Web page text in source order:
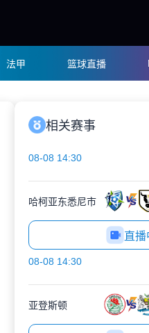
法甲 篮球直播
相关赛事
08-08 14:30
哈柯亚东悉尼市
直播
08-08 14:30
亚登斯顿